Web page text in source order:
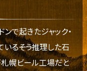
で起きたジャック・
る――そう推理した石
幌ビール工場だと